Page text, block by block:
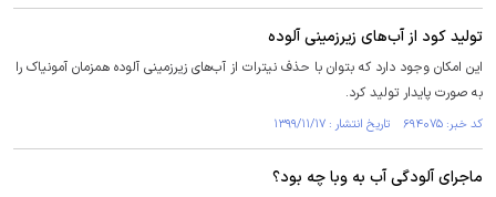
تولید کود از آب‌های زیرزمینی‌ آلوده
این امکان وجود دارد که بتوان با حذف نیترات از آب‌های زیرزمینی آلوده همزمان آمونیاک را
به صورت پایدار تولید کرد.
کد خبر: ۶۹۴۰۷۵ تاریخ انتشار : ۱۳۹۹/۱۱/۱۷
ماجرای آلودگی آب به وبا چه بود؟